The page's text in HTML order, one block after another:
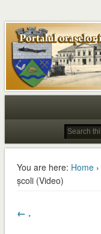
You are here: Home›
școli (Video)
← .